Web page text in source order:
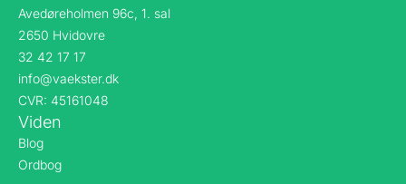
Avedøreholmen 96c, 1. sal
2650 Hvidovre
32 42 17 17
info@vaekster.dk
CVR: 45161048
Viden
Blog
Ordbog